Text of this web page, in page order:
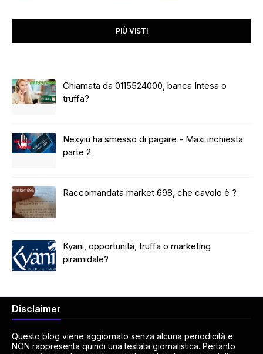
PIÙ VISTI
Chiamata da 0115524000, banca Intesa o
truffa?
Nexyiu ha smesso di pagare - Maxi inchiesta
parte 2
Raccomandata market 698, che cavolo è ?
Kyani, opportunità, truffa o marketing
piramidale?
Disclaimer
Questo blog viene aggiornato senza alcuna periodicità e
NON rappresenta quindi una testata giornalistica. Pertanto